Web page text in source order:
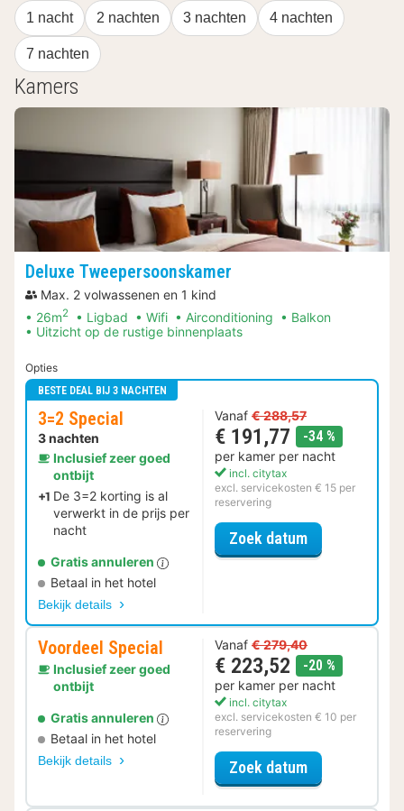
1 nacht 2 nachten 3 nachten 4 nachten
7 nachten
Kamers
Deluxe Tweepersoonskamer
Max. 2 volwassenen en 1 kind
26m2 Ligbad Wifi Airconditioning
Balkon
Uitzicht op de rustige binnenplaats
Opties
BESTE DEAL BIJ 3 NACHTEN
3=2 Special
3 nachten
Inclusief zeer goed
ontbijt
De 3=2 korting is al
verwerkt in de prijs per
nacht
Gratis annuleren
Betaal in het hotel
Bekijk details
Vanaf € 288,57
€ 191,77 -34 %
per kamer per nacht
incl. citytax
excl. servicekosten € 15 per
reservering
Zoek datumvoor 3=2
Voordeel Special
Inclusief zeer goed
ontbijt
Gratis annuleren
Betaal in het hotel
Bekijk details
Vanaf € 279,40
€ 223,52 -20 %
per kamer per nacht
incl. citytax
excl. servicekosten € 10 per
reservering
Zoek datumvoor Voordeel